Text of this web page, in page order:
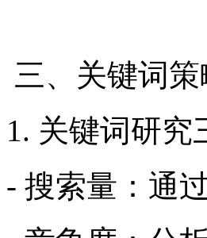
三、关键词
1. 关键词研究
- 搜索量：通